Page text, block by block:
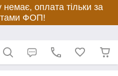
оплата тільки за
ФОП!